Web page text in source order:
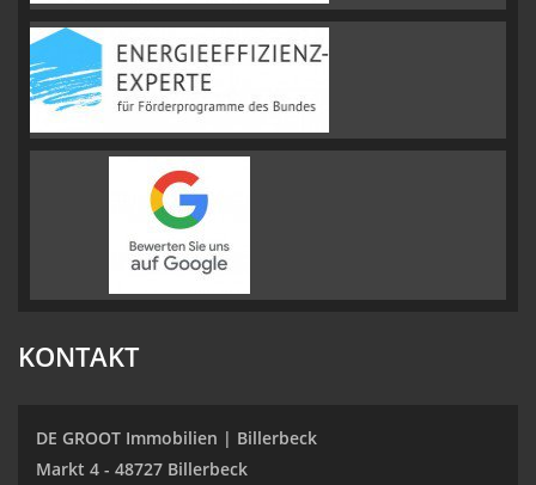
KONTAKT
DE GROOT Immobilien | Billerbeck
Markt 4 - 48727 Billerbeck